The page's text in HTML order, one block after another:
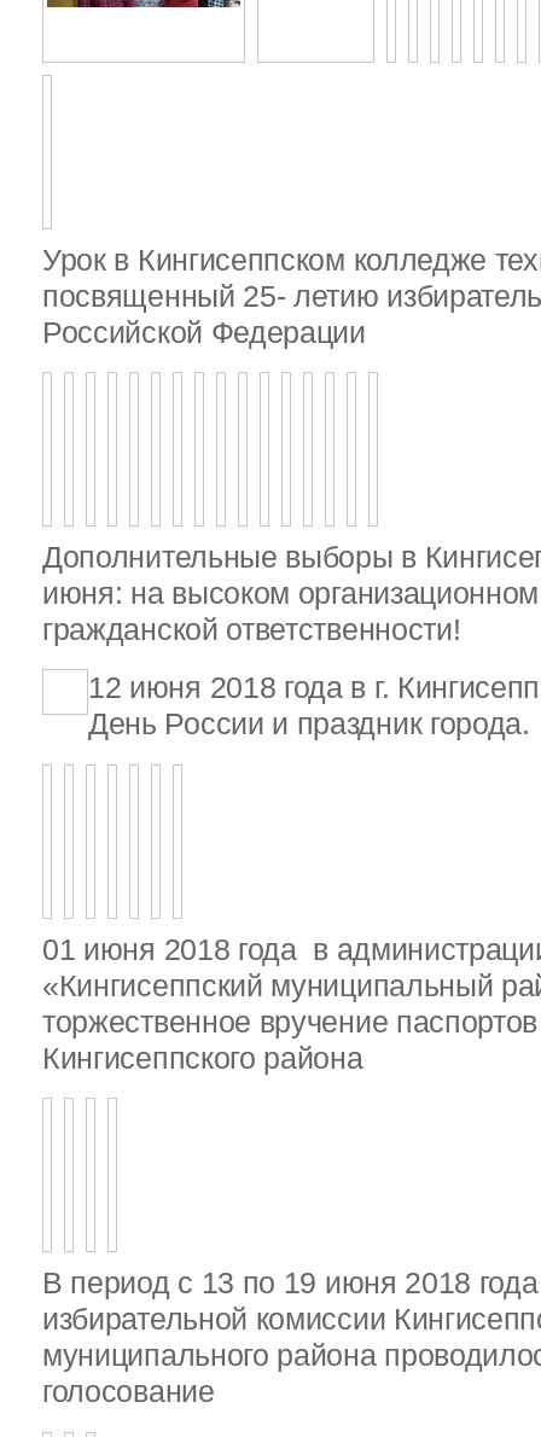
Урок в Кингисеппском колледже
посвященный 25- летию
Российской Федерации
Дополнительные выборы в
июня: на высоком
гражданской ответственности!
12 июня 2018 года в г.
День России и праздник города.
01 июня 2018 года в
«Кингисеппский муниципальный
торжественное вручение
Кингисеппского района
В период с 13 по 19 июня 2018
избирательной комиссии
муниципального района
голосование